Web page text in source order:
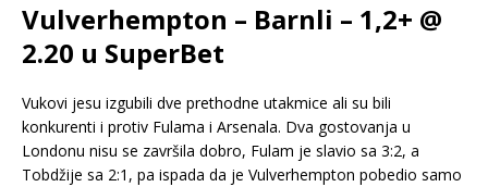
Vulverhempton – Barnli – 1,2+ @
2.20 u SuperBet
Vukovi jesu izgubili dve prethodne utakmice ali su bili
konkurenti i protiv Fulama i Arsenala. Dva gostovanja u
Londonu nisu se završila dobro, Fulam je slavio sa 3:2, a
Tobdžije sa 2:1, pa ispada da je Vulverhempton pobedio samo